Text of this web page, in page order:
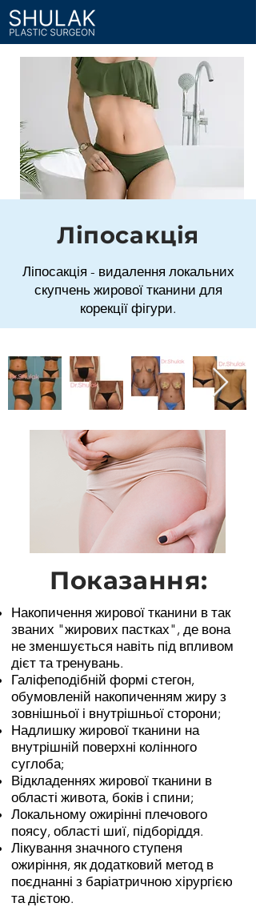
Ліпосакція
Ліпосакція - видалення локальних
скупчень жирової тканини для
корекції фігури.
Показання:
Накопичення жирової тканини в так
званих "жирових пастках", де вона
не зменшується навіть під впливом
дієт та тренувань.
Галіфеподібній формі стегон,
обумовленій накопиченням жиру з
зовнішньої і внутрішньої сторони;
Надлишку жирової тканини на
внутрішній поверхні колінного
суглоба;
Відкладеннях жирової тканини в
області живота, боків і спини;
Локальному ожирінні плечового
поясу, області шиї, підборіддя.
Лікування значного ступеня
ожиріння, як додатковий метод в
поєднанні з баріатричною хірургією
та дієтою.